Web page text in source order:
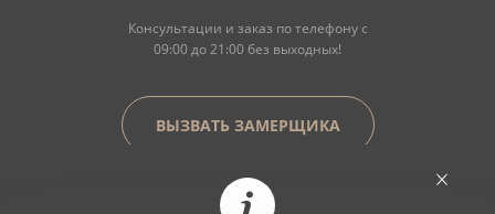
Консультации и заказ по телефону с
09:00 до 21:00 без выходных!
ВЫЗВАТЬ ЗАМЕРЩИКА